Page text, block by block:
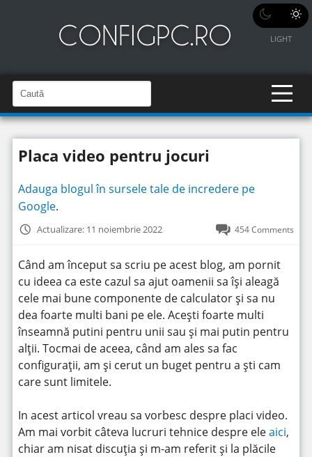
LIGHT
a
u
t
n
C
a
u
î
n
t
Placa video pentru jocuri
Adauga blogul în sursele tale de incredere pe
Google.
Actualizare: 11 noiembrie 2022 454 Comments
Când am început sa scriu pe acest blog, am pornit
cu ideea ca este cazul sa ajut oamenii sa își aleagă
cele mai bune componente de calculator și sa nu
dea foarte multi bani pe ele. Acești foarte multi
înseamnă putini pentru unii sau și mai putin pentru
alții. Tocmai de aceea, când am ales sa fac
configurații, am și cerut un buget pentru a ști cam
care sunt limitele.
In acest articol vreau sa vorbesc despre placi video.
Am mai vorbit câteva lucruri tehnice despre eleaici,
chiar am nisat discuția și m-am referit și la plăcile